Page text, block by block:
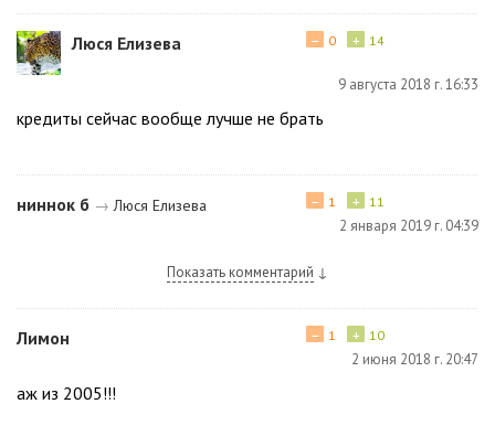
Люся Елизева + 14
− 0
9 августа 2018 г. 16:33
кредиты сейчас вообще лучше не брать
ниннок б → Люся Елизева + 11
− 1
2 января 2019 г. 04:39
Показать комментарий ↓
Лимон + 10
− 1
2 июня 2018 г. 20:47
аж из 2005!!!